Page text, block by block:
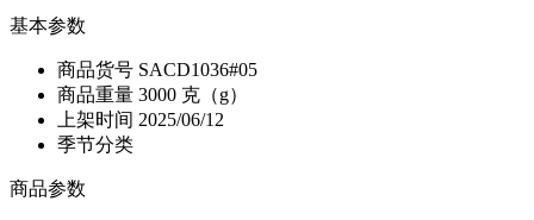
基本参数
商品货号 SACD1036#05
商品重量 3000 克（g）
上架时间 2025/06/12
季节分类
商品参数